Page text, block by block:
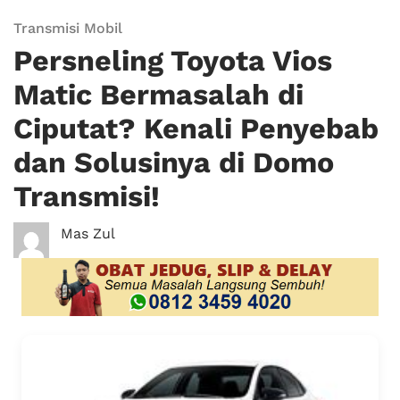
Transmisi Mobil
Persneling Toyota Vios
Matic Bermasalah di
Ciputat? Kenali Penyebab
dan Solusinya di Domo
Transmisi!
Mas Zul